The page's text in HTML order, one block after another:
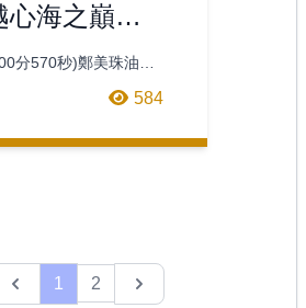
心海之巔影
現
分570秒)鄭美珠油畫
越心海之巔影音呈現
584
Previous
1 2 Next